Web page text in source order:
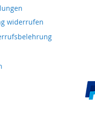
widerrufen